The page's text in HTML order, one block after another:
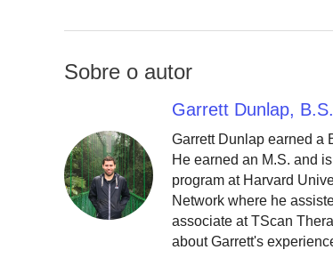
Sobre o autor
Garrett Dunlap, B.S.
Garrett Dunlap earned a
He earned an M.S. and
program at Harvard
Network where he
associate at TScan
about Garrett's